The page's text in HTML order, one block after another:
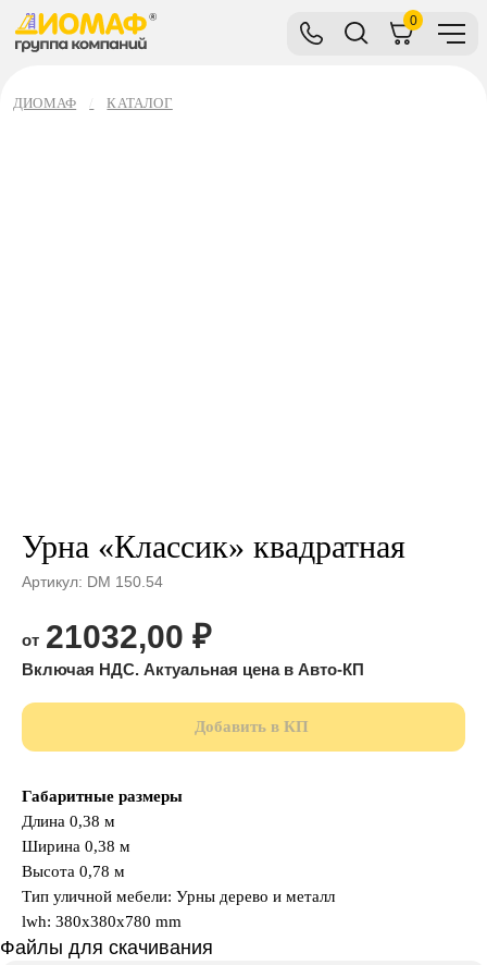
0
ДИОМАФ КАТАЛОГ
Урна «Классик» квадратная
Артикул: DM 150.54
21032,00 ₽
Добавить в КП
Габаритные размеры
Длина 0,38 м
Ширина 0,38 м
Высота 0,78 м
Тип уличной мебели: Урны дерево и металл
lwh: 380x380x780 mm
Файлы для скачивания